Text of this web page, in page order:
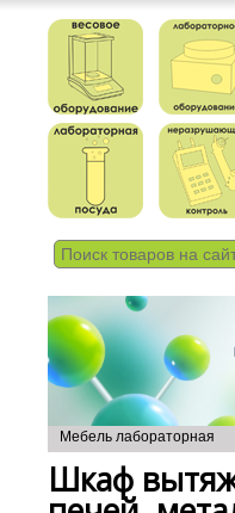
Мебель лабораторная
Шкаф